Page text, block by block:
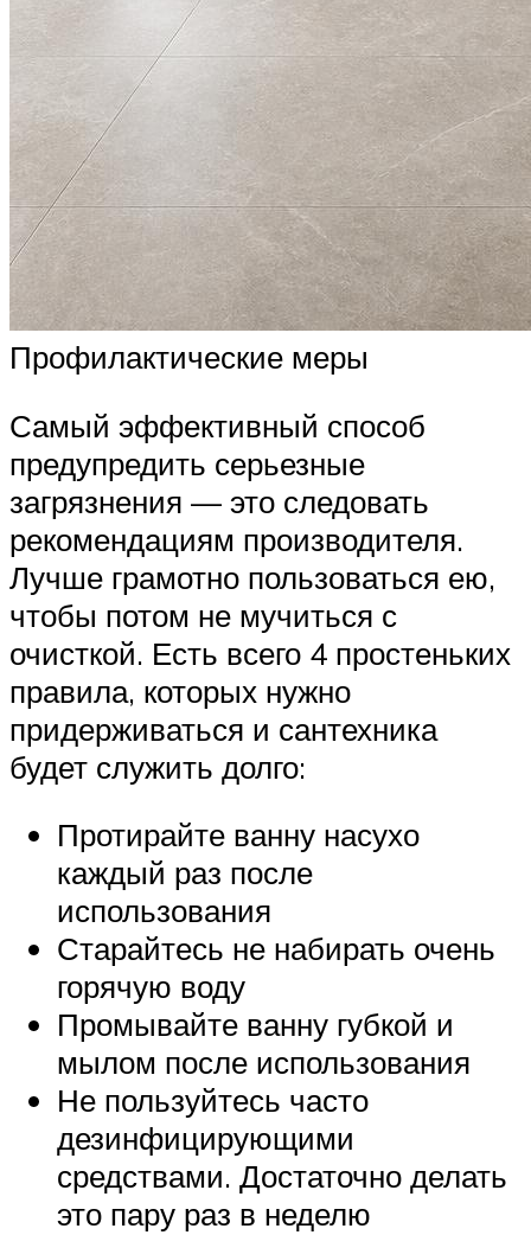
Профилактические меры
Самый эффективный способ
предупредить серьезные
загрязнения — это следовать
рекомендациям производителя.
Лучше грамотно пользоваться ею,
чтобы потом не мучиться с
очисткой. Есть всего 4 простеньких
правила, которых нужно
придерживаться и сантехника
будет служить долго:
Протирайте ванну насухо
каждый раз после
использования
Старайтесь не набирать очень
горячую воду
Промывайте ванну губкой и
мылом после использования
Не пользуйтесь часто
дезинфицирующими
средствами. Достаточно делать
это пару раз в неделю